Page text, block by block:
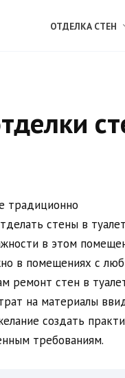
ОТДЕЛКА СТЕН
традиционно
стены в
в этом
в помещениях с
ремонт стен в
на материалы
создать
требованиям.